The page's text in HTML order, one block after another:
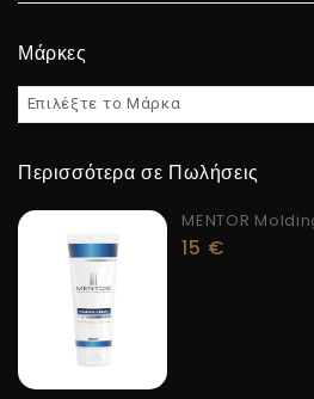
Μάρκες
Περισσότερα σε Πωλήσεις
MENTOR
15 €